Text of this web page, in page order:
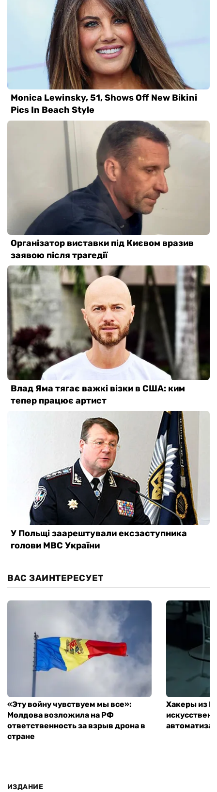
ВАС ЗАИНТЕРЕСУЕТ
«Эту войну чувствуем мы все»:
Молдова возложила на РФ
ответственность за взрыв дрона в
стране
Хакеры из
ИЗДАНИЕ